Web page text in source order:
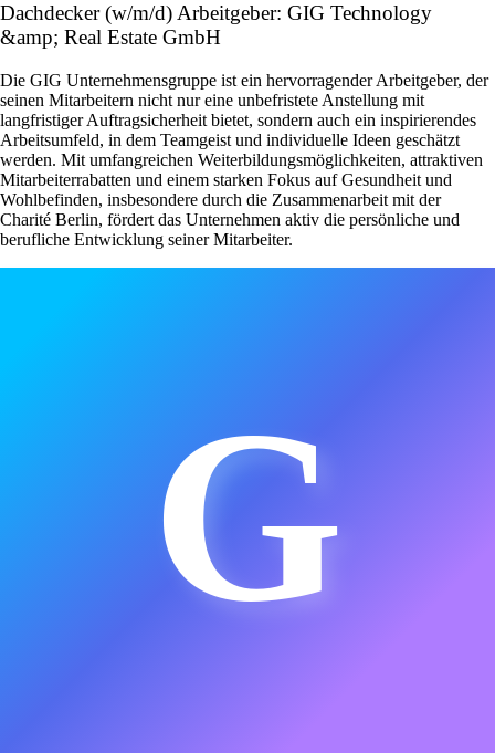
Dachdecker (w/m/d) Arbeitgeber: GIG Technology
&amp; Real Estate GmbH
Die GIG Unternehmensgruppe ist ein hervorragender Arbeitgeber, der
seinen Mitarbeitern nicht nur eine unbefristete Anstellung mit
langfristiger Auftragsicherheit bietet, sondern auch ein inspirierendes
Arbeitsumfeld, in dem Teamgeist und individuelle Ideen geschätzt
werden. Mit umfangreichen Weiterbildungsmöglichkeiten, attraktiven
Mitarbeiterrabatten und einem starken Fokus auf Gesundheit und
Wohlbefinden, insbesondere durch die Zusammenarbeit mit der
Charité Berlin, fördert das Unternehmen aktiv die persönliche und
berufliche Entwicklung seiner Mitarbeiter.
G